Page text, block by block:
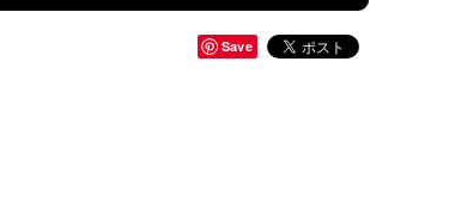
Save